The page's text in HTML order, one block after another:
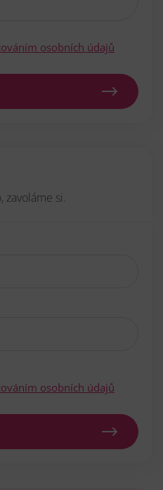
osobních údajů
zavoláme si.
osobních údajů